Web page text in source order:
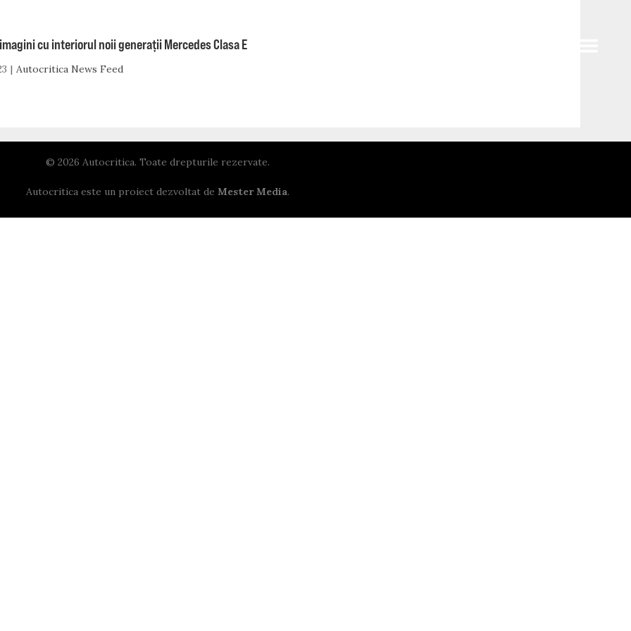
cu interiorul noii generații Mercedes Clasa E
Autocritica News Feed
© 2026 Autocritica. Toate drepturile rezervate.
Autocritica este un proiect dezvoltat de Mester Media.